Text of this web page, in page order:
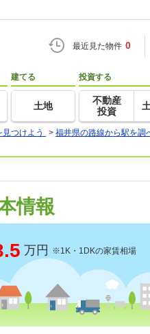
最近見た物件 0
建てる
土地
投資する
不動産
投資
見つけよう > 福井県の路線から駅を調
情報
万円 ※1K・1DKの家賃相場